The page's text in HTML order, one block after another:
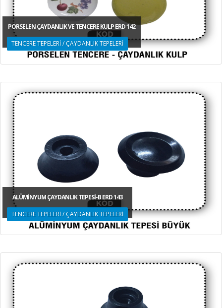
PORSELEN ÇAYDANLIK VE TENCERE KULP ERD 142
TENCERE TEPELERİ / ÇAYDANLIK TEPELERİ
ALÜMİNYUM ÇAYDANLIK TEPESİ-B ERD 143
TENCERE TEPELERİ / ÇAYDANLIK TEPELERİ